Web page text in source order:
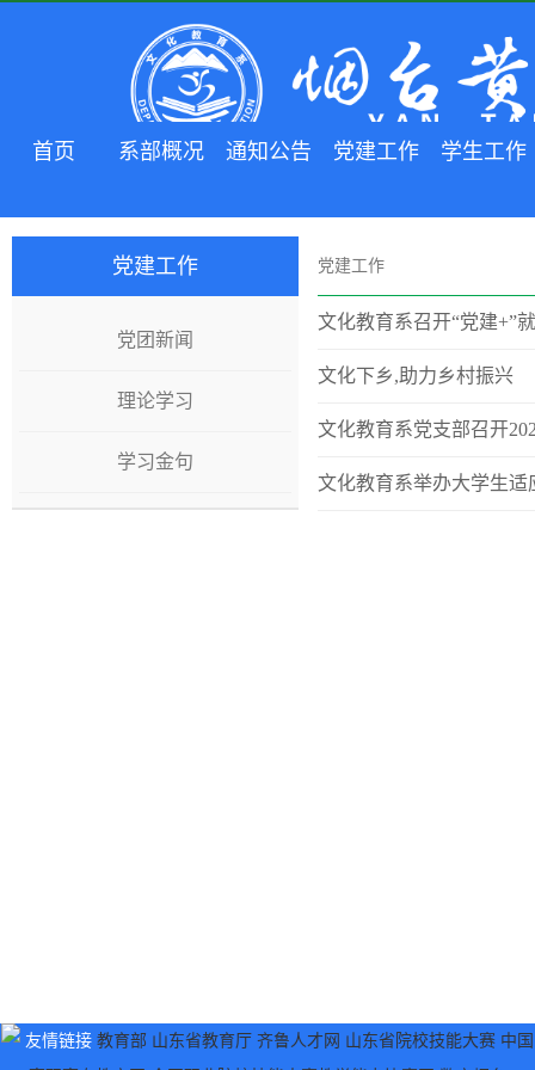
首页 系部概况 通知公告 党建工作 学生工作
党建工作
党团新闻
理论学习
学习金句
党建工作
文化教育系召开“党建+”
文化下乡,助力乡村振兴
文化教育系党支部召开
文化教育系举办大学生适
友情链接 教育部 山东省教育厅 齐鲁人才网 山东省院校技能大赛 中国